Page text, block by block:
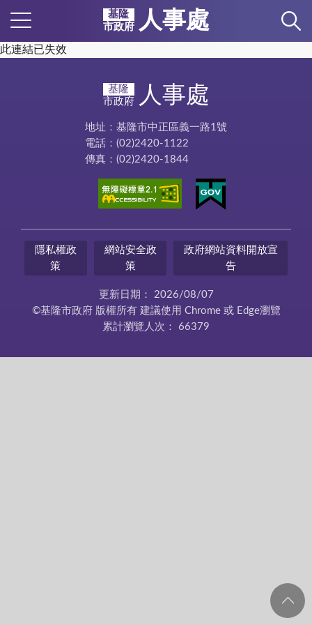
基隆
市政府
人事處
此連結已失效
基隆
市政府
人事處
地址：基隆市中正區義一路1號
電話：(02)2420-1122
傳真：(02)2420-1844
隱私權政
策
網站安全政
策
政府網站資料開放宣
告
更新日期： 2026/08/07
©基隆市政府 版權所有 建議使用 Chrome 或 Edge瀏覽
累計瀏覽人次： 66379